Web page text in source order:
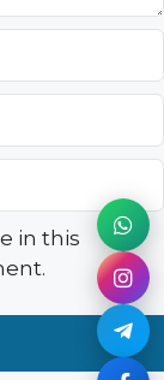
in this